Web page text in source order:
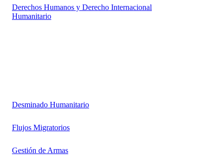
Derechos Humanos y Derecho Internacional
Humanitario
Desminado Humanitario
Flujos Migratorios
Gestión de Armas